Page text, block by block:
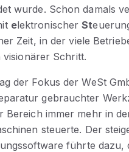
wurde. Schon damals
elektronischerSt
Zeit, in der viele
visionärer Schritt.
der Fokus der WeSt
gebrauchter
Bereich immer mehr in
steuerte. Der
führte dazu,